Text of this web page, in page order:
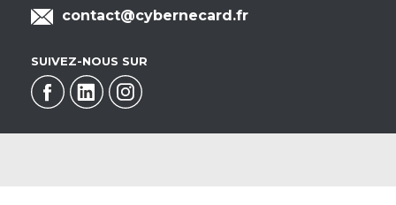
contact@cybernecard.fr
SUIVEZ-NOUS SUR